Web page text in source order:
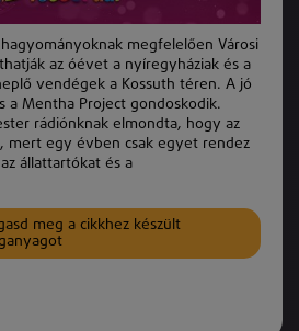
megfelelően Városi
az óévet a nyíregyháziak és a
vendégek a Kossuth téren. A jó
a Mentha Project gondoskodik.
rádiónknak elmondta, hogy az
mert egy évben csak egyet rendez
állattartókat és a
meg a cikkhez készült